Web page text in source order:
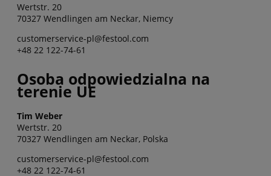
Wertstr. 20
70327 Wendlingen am Neckar, Niemcy
customerservice-pl@festool.com
+48 22 122-74-61
Osoba odpowiedzialna na
terenie UE
Tim Weber
Wertstr. 20
70327 Wendlingen am Neckar, Polska
customerservice-pl@festool.com
+48 22 122-74-61